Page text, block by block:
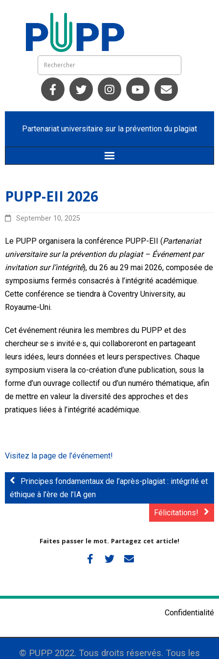
Partenariat universitaire sur la prévention du plagiat
Qui nous sommes
Ressources
PUPP dans les médias
PUPP-EII 2026
September 10, 2025
Le PUPP organisera la conférence PUPP-EII (Partenariat
universitaire sur la prévention du plagiat – Événement par
invitation sur l’intégrité), du 26 au 29 mai 2026, composée de
symposiums fermés consacrés à l’intégrité académique.
Cette conférence se tiendra à Coventry University, au
Royaume-Uni.
Cet événement réunira les membres du PUPP et des
chercheur·se·s invité·e·s, qui collaboreront en partageant
leurs idées, leurs données et leurs perspectives. Chaque
symposium visera la co-création d’une publication, sous la
forme d’un ouvrage collectif ou d’un numéro thématique, afin
de mettre en valeur la diversité des approches et des
pratiques liées à l’intégrité académique.
Visitez la page de l’événement!
Principes fondamentaux de l’après-plagiat : intégrité et
éthique à l’ère de l’IA gen
Félicitations!
Faites passer le mot. Partagez cet article!
Confidentialité
© PUPP 2022. Tous droits réservés. Tous les